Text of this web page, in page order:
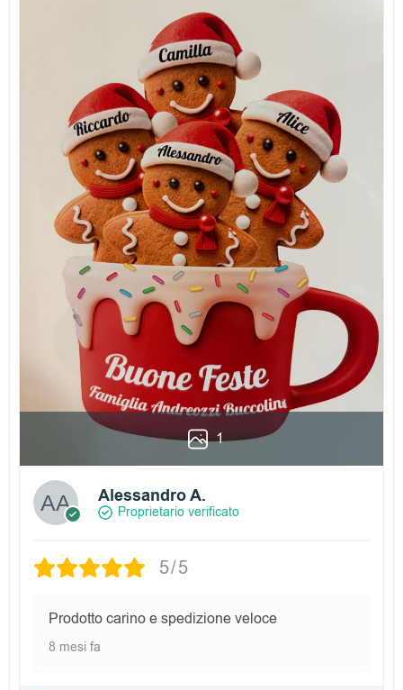
1
Alessandro A.
Proprietario verificato
5/5
Prodotto carino e spedizione veloce
8 mesi fa